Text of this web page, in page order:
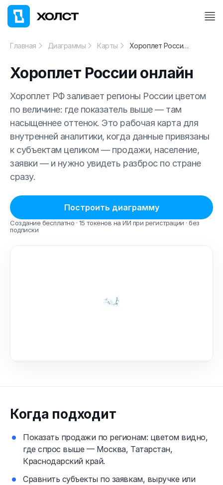
Главная Диаграммы Карты Хороплет России онлайн
Хороплет России онлайн
Хороплет РФ заливает регионы России цветом
по величине: где показатель выше — там
насыщеннее оттенок. Это рабочая карта для
внутренней аналитики, когда данные привязаны
к субъектам целиком — продажи, население,
заявки — и нужно увидеть разброс по стране
сразу.
Построить диаграмму
Создание бесплатно · 15 токенов на ИИ при регистрации · без
подписки
Когда подходит
Показать продажи по регионам: цветом видно,
где спрос выше — Москва, Татарстан,
Краснодарский край.
Сравнить субъекты по заявкам, выручке или